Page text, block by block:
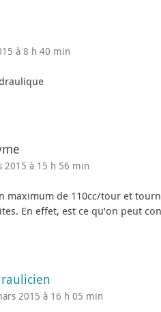
à 8 h 40 min
2015 à 15 h 56 min
maximum de 110cc/tour et
En effet, est ce qu’on peut
2015 à 16 h 05 min